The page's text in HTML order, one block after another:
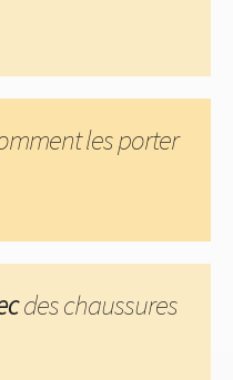
les porter
des chaussures